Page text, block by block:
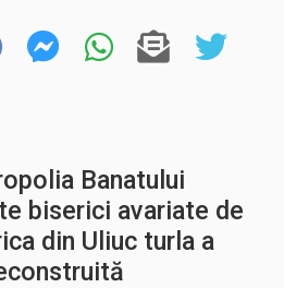
Banatului
biserici avariate de
din Uliuc turla a